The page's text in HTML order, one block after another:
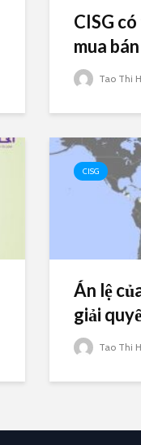
CISG
mua
Tao Thi
CISG
Án lệ
giải
Tao Thi